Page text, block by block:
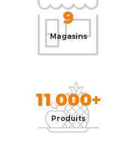
9
Magasins
11 000+
Produits